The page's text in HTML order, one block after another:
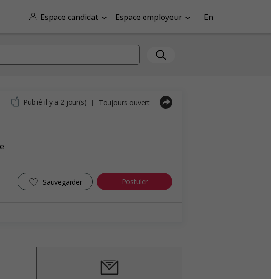
Espace candidat Espace employeur En
Sauvegarder Postuler
Publié il y a 2 jour(s) | Toujours ouvert